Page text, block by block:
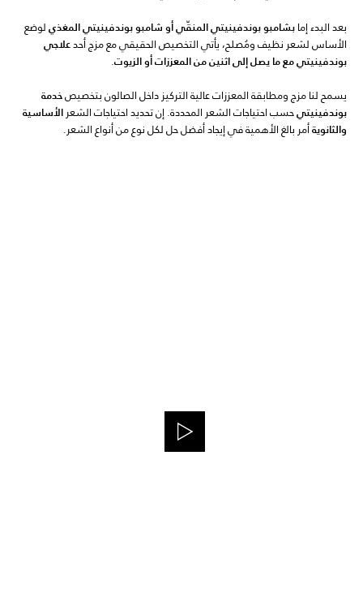
بعد البدء إمابشامبو بوندفينيتي المنقّي أو شامبو بوندفينيتي المغذيلوضع
الأساس لشعر نظيف ومُصلح، يأتي التخصيص الحقيقي مع مزج أحدعلاجي
بوندفينيتي مع ما يصل إلى اثنين من المعززات أو الزيوت.
يسمح لنا مزج ومطابقة المعززات عالية التركيز داخل الصالون بتخصيصخدمة
بوندفينيتيحسب احتياجات الشعر المحددة. إن تحديد احتياجات الشعرالأساسية
والثانويةأمر بالغ الأهمية في إيجاد أفضل حل لكل نوع من أنواع الشعر.